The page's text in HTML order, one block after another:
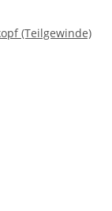
(Teilgewinde)